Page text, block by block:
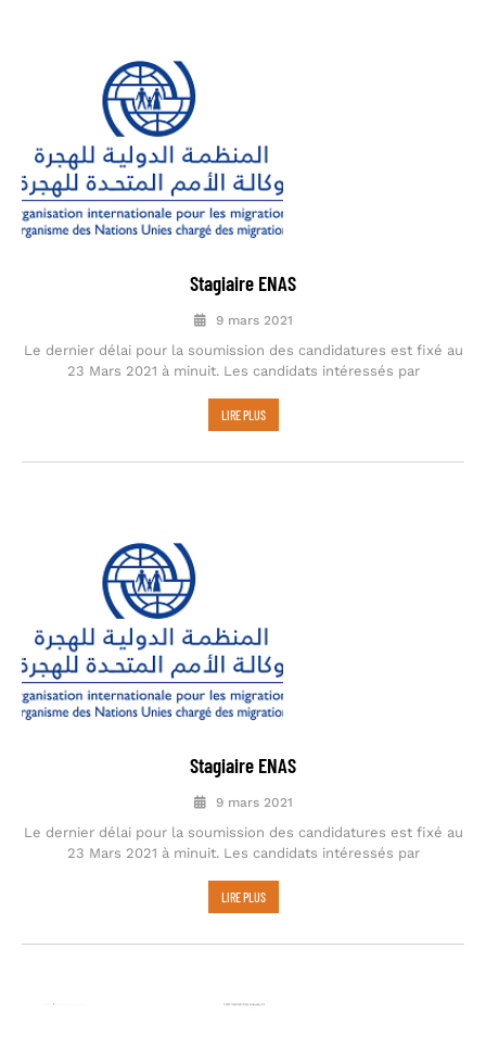
Stagiaire ENAS
9 mars 2021
Le dernier délai pour la soumission des candidatures est fixé au
23 Mars 2021 à minuit. Les candidats intéressés par
LIRE PLUS
Stagiaire ENAS
9 mars 2021
Le dernier délai pour la soumission des candidatures est fixé au
23 Mars 2021 à minuit. Les candidats intéressés par
LIRE PLUS